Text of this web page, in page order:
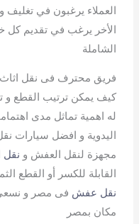
العملاء يرغبون في تغليف
الأخر يرغب في تقديم كل
الشاملة
فريق محترف فى نقل اثاث
كيف يمكن ترتيب القطع و
له اهمية تماثل مدى
اليدوية و افضل سيارات
مجهزة لنقل العفش و نقل
القابلة للكسر أو القطع
نقل عفش فى مصر و
مكان بمصر